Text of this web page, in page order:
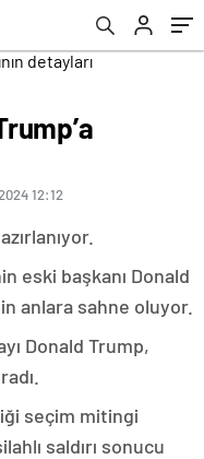
12:12
eski başkanı Donald
anlara sahne oluyor.
Donald Trump,
seçim mitingi
saldırı sonucu